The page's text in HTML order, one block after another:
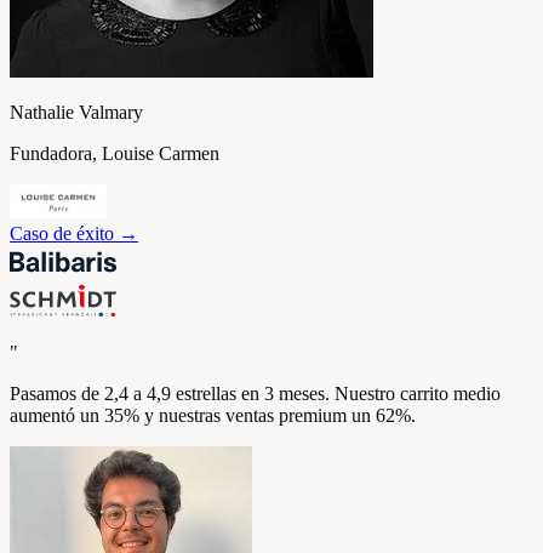
Nathalie Valmary
Fundadora, Louise Carmen
Caso de éxito →
"
Pasamos de 2,4 a 4,9 estrellas en 3 meses. Nuestro carrito medio
aumentó un 35% y nuestras ventas premium un 62%.